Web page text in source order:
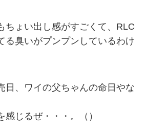
ちょい出し感がすごくて、RLC
る臭いがプンプンしているわけ
日、ワイの父ちゃんの命日やな
感じるぜ・・・。（）